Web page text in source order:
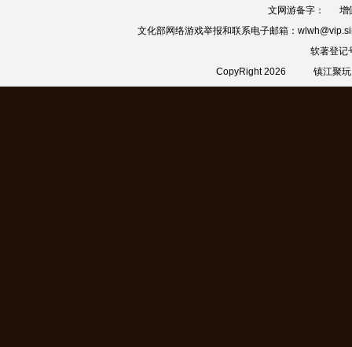
文网游备字：
增
文化部网络游戏举报和联系电子邮箱：
软著登记
CopyRight 2026
镇江聚